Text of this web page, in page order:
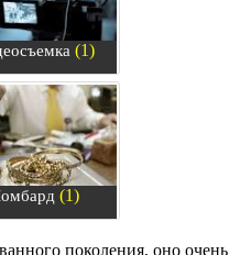
(1)
(1)
поколения, оно очень